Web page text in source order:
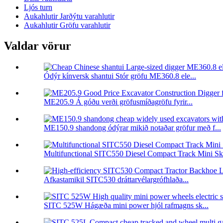
Ljós turn
Aukahlutir Jarðýtu varahlutir
Aukahlutir Gröfu varahlutir
Valdar vörur
Ódýr kínversk shantui Stór gröfu ME360.8 ele...
ME205.9 Á góðu verði gröfusmíðagröfu fyrir...
ME150.9 shandong ódýrar mikið notaðar gröfur með f...
Multifunctional SITC550 Diesel Compact Track Mini
Afkastamikil SITC530 dráttarvélargrófhlaða...
SITC 525W Hágæða mini power hjól rafmagns sk...